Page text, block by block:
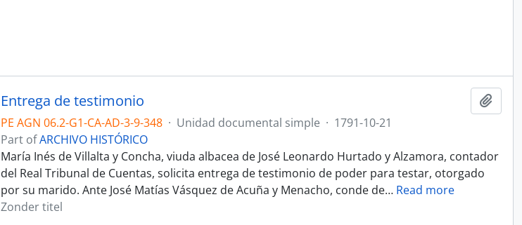
Entrega de testimonio
PE AGN 06.2-G1-CA-AD-3-9-348 · Unidad documental simple · 1791-10-21
Part ofARCHIVO HISTÓRICO
María Inés de Villalta y Concha, viuda albacea de José Leonardo Hurtado y Alzamora, contador
del Real Tribunal de Cuentas, solicita entrega de testimonio de poder para testar, otorgado
por su marido. Ante José Matías Vásquez de Acuña y Menacho, conde de… Read more
Zonder titel